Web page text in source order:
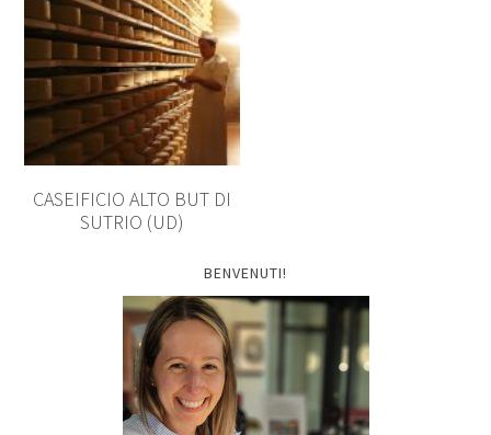
CASEIFICIO ALTO BUT DI
SUTRIO (UD)
BENVENUTI!